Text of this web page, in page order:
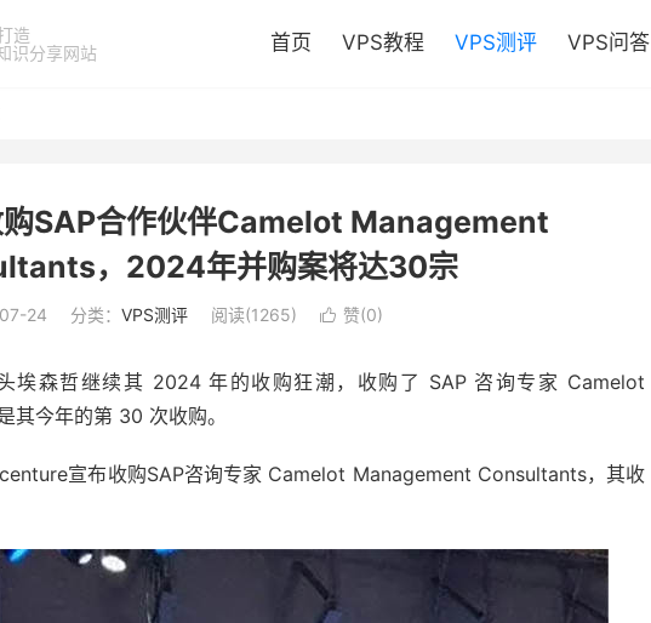
造
识分享网站
首页 VPS教程 VPS测评 VPS问答
SAP合作伙伴Camelot Management
，2024年并购案将达30宗
24 分类： VPS测评 阅读(1265)  赞(0)
埃森哲继续其 2024 年的收购狂潮，收购了 SAP 咨询专家 Camelot
今年的第 30 次收购。
宣布收购SAP咨询专家 Camelot Management Consultants，其收